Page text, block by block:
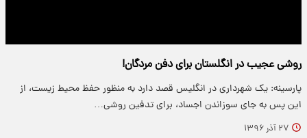
روشی عجیب در انگلستان برای دفن مردگان!
پارسینه: یک شهرداری در انگلیس قصد دارد به منظور حفظ محیط زیست، از
این پس به جای سوزاندن اجساد، برای تدفین روشی…
۲۷ آذر ۱۳۹۶